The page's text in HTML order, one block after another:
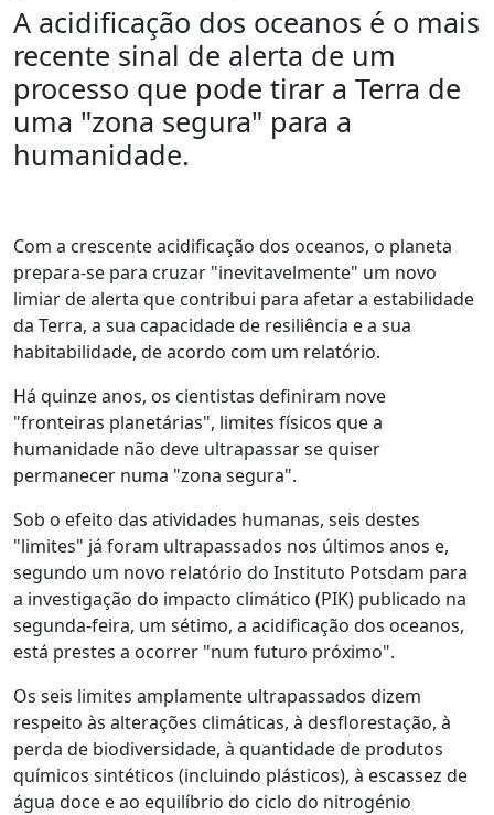
A acidificação dos oceanos é o mais
recente sinal de alerta de um
processo que pode tirar a Terra de
uma "zona segura" para a
humanidade.
Com a crescente acidificação dos oceanos, o planeta
prepara-se para cruzar "inevitavelmente" um novo
limiar de alerta que contribui para afetar a estabilidade
da Terra, a sua capacidade de resiliência e a sua
habitabilidade, de acordo com um relatório.
Há quinze anos, os cientistas definiram nove
"fronteiras planetárias", limites físicos que a
humanidade não deve ultrapassar se quiser
permanecer numa "zona segura".
Sob o efeito das atividades humanas, seis destes
"limites" já foram ultrapassados nos últimos anos e,
segundo um novo relatório do Instituto Potsdam para
a investigação do impacto climático (PIK) publicado na
segunda-feira, um sétimo, a acidificação dos oceanos,
está prestes a ocorrer "num futuro próximo".
Os seis limites amplamente ultrapassados dizem
respeito às alterações climáticas, à desflorestação, à
perda de biodiversidade, à quantidade de produtos
químicos sintéticos (incluindo plásticos), à escassez de
água doce e ao equilíbrio do ciclo do nitrogénio